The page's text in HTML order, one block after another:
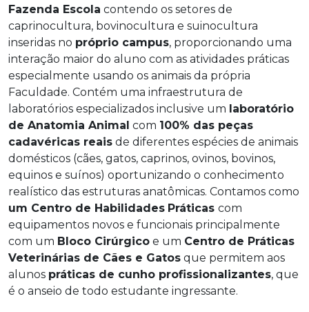
Fazenda Escola contendo os setores de
caprinocultura, bovinocultura e suinocultura
inseridas no próprio campus, proporcionando uma
interação maior do aluno com as atividades práticas
especialmente usando os animais da própria
Faculdade. Contém uma infraestrutura de
laboratórios especializados inclusive um laboratório
de Anatomia Animal com 100% das peças
cadavéricas reais de diferentes espécies de animais
domésticos (cães, gatos, caprinos, ovinos, bovinos,
equinos e suínos) oportunizando o conhecimento
realístico das estruturas anatômicas. Contamos como
um Centro de Habilidades Práticas com
equipamentos novos e funcionais principalmente
com um Bloco Cirúrgico e um Centro de Práticas
Veterinárias de Cães e Gatos que permitem aos
alunos práticas de cunho profissionalizantes, que
é o anseio de todo estudante ingressante.